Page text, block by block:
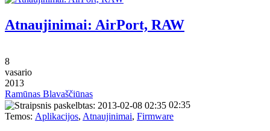
Atnaujinimai: AirPort, RAW
8
vasario
2013
Ramūnas Blavaščiūnas
02:35
Temos: Aplikacijos, Atnaujinimai, Firmware